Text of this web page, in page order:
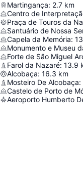
Martingança: 2.7 km
Centro de
Praça de Touros da
Santuário de Nossa
Capela da Memória:
Forte de São Miguel
Farol da Nazaré: 13.9
Alcobaça: 16.3 km
Mosteiro De Alcobaça:
Castelo de Porto de
Aeroporto Humberto